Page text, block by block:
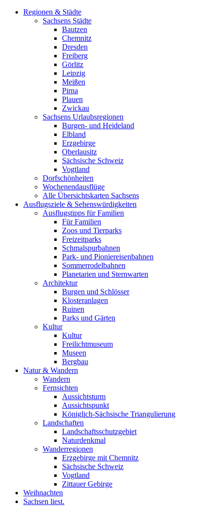
Regionen & Städte
Sachsens Städte
Bautzen
Chemnitz
Dresden
Freiberg
Görlitz
Leipzig
Meißen
Pirna
Plauen
Zwickau
Sachsens Urlaubsregionen
Burgen- und Heideland
Elbland
Erzgebirge
Oberlausitz
Sächsische Schweiz
Vogtland
Dorfschönheiten
Wochenendausflüge
Alle Übersichtskarten Sachsens
Ausflugsziele & Sehenswürdigkeiten
Ausflugstipps für Familien
Für Familien
Zoos und Tierparks
Freizeitparks
Schmalspurbahnen
Park- und Pioniereisenbahnen
Sommerrodelbahnen
Planetarien und Sternwarten
Architektur
Burgen und Schlösser
Klosteranlagen
Ruinen
Parks und Gärten
Kultur
Kultur
Freilichtmuseum
Museen
Bergbau
Natur & Wandern
Wandern
Fernsichten
Aussichtsturm
Aussichtspunkt
Königlich-Sächsische Triangulierung
Landschaften
Landschaftsschutzgebiet
Naturdenkmal
Wanderregionen
Erzgebirge mit Chemnitz
Sächsische Schweiz
Vogtland
Zittauer Gebirge
Weihnachten
Sachsen liest.